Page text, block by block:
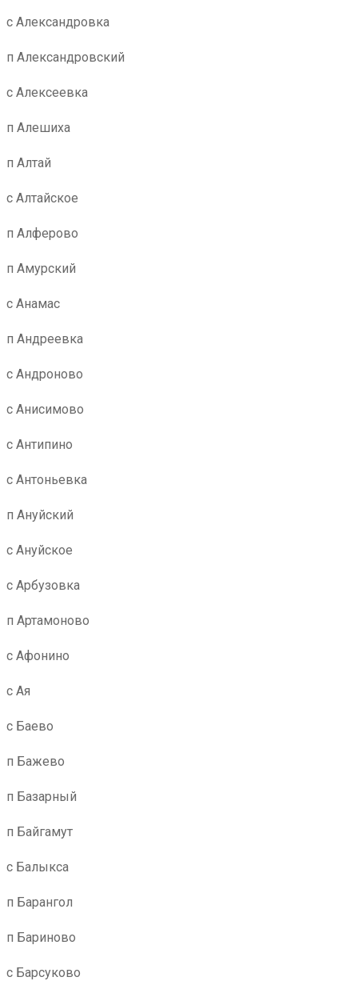
с Александровка
п Александровский
с Алексеевка
п Алешиха
п Алтай
с Алтайское
п Алферово
п Амурский
с Анамас
п Андреевка
с Андроново
с Анисимово
с Антипино
с Антоньевка
п Ануйский
с Ануйское
с Арбузовка
п Артамоново
с Афонино
с Ая
с Баево
п Бажево
п Базарный
п Байгамут
с Балыкса
п Барангол
п Бариново
с Барсуково